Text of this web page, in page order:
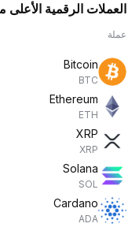
العملات الرقمية
عملة
Bitcoin
BTC
Ethereum
ETH
XRP
XRP
Solana
SOL
Cardano
ADA